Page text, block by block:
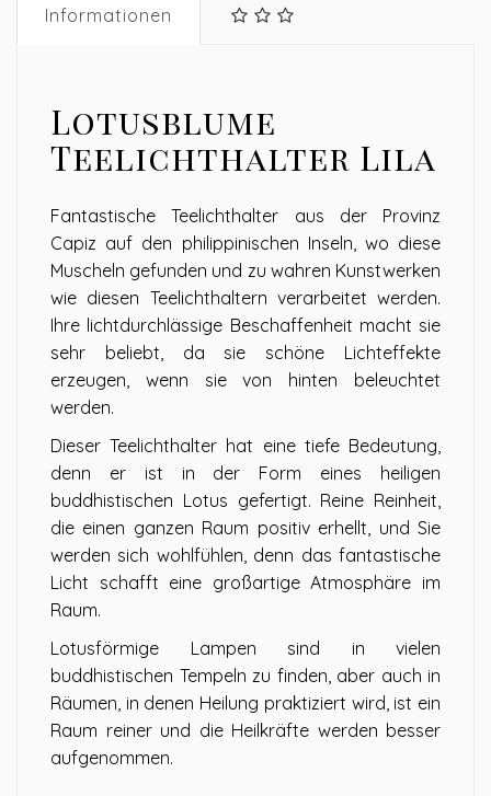
Informationen
Lotusblume
Teelichthalter Lila
Fantastische Teelichthalter aus der Provinz
Capiz auf den philippinischen Inseln, wo diese
Muscheln gefunden und zu wahren Kunstwerken
wie diesen Teelichthaltern verarbeitet werden.
Ihre lichtdurchlässige Beschaffenheit macht sie
sehr beliebt, da sie schöne Lichteffekte
erzeugen, wenn sie von hinten beleuchtet
werden.
Dieser Teelichthalter hat eine tiefe Bedeutung,
denn er ist in der Form eines heiligen
buddhistischen Lotus gefertigt. Reine Reinheit,
die einen ganzen Raum positiv erhellt, und Sie
werden sich wohlfühlen, denn das fantastische
Licht schafft eine großartige Atmosphäre im
Raum.
Lotusförmige Lampen sind in vielen
buddhistischen Tempeln zu finden, aber auch in
Räumen, in denen Heilung praktiziert wird, ist ein
Raum reiner und die Heilkräfte werden besser
aufgenommen.